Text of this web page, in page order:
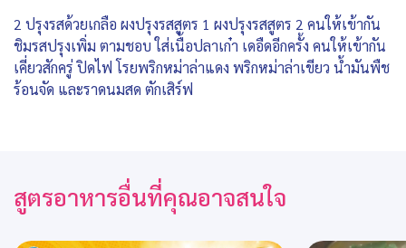
2 ปรุงรสด้วยเกลือ ผงปรุงรสสูตร 1 ผงปรุงรสสูตร 2 คนให้เข้ากัน
ชิมรสปรุงเพิ่ม ตามชอบ ใส่เนื้อปลาเก๋า เดอืดอีกครั้ง คนให้เข้ากัน
เคี่ยวสักครู่ ปิดไฟ โรยพริกหม่าล่าแดง พริกหม่าล่าเขียว น้ำมันพืช
ร้อนจัด และราดนมสด ตักเสิร์ฟ
สูตรอาหารอื่นที่คุณอาจสนใจ